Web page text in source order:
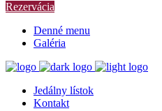
Rezervácia
Denné menu
Galéria
Jedálny lístok
Kontakt